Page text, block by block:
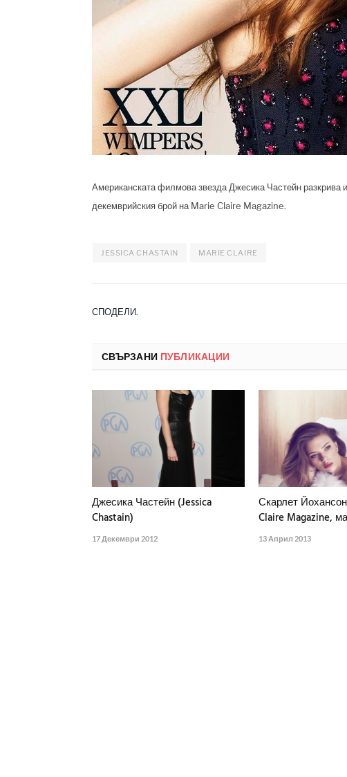
Американската филмова звезда Джесика Частейн разкрива
декемврийския брой на Marie Claire Magazine.
JESSICA CHASTAIN MARIE CLAIRE
СПОДЕЛИ.
СВЪРЗАНИ ПУБЛИКАЦИИ
Джесика Частейн (Jessica
Chastain)
17 Декември 2012
Скарлет
Claire Magazine,
13 Април 2013